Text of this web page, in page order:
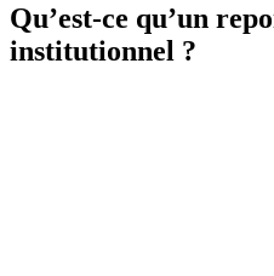
Qu’est-ce qu’un
institutionnel ?